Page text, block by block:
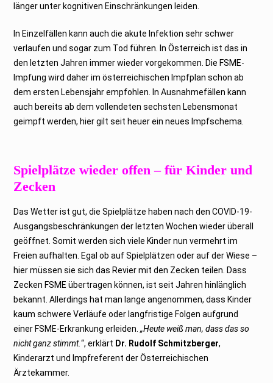
länger unter kognitiven Einschränkungen leiden.
In Einzelfällen kann auch die akute Infektion sehr schwer
verlaufen und sogar zum Tod führen. In Österreich ist das in
den letzten Jahren immer wieder vorgekommen. Die FSME-
Impfung wird daher im österreichischen Impfplan schon ab
dem ersten Lebensjahr empfohlen. In Ausnahmefällen kann
auch bereits ab dem vollendeten sechsten Lebensmonat
geimpft werden, hier gilt seit heuer ein neues Impfschema.
Spielplätze wieder offen – für Kinder und
Zecken
Das Wetter ist gut, die Spielplätze haben nach den COVID-19-
Ausgangsbeschränkungen der letzten Wochen wieder überall
geöffnet. Somit werden sich viele Kinder nun vermehrt im
Freien aufhalten. Egal ob auf Spielplätzen oder auf der Wiese –
hier müssen sie sich das Revier mit den Zecken teilen. Dass
Zecken FSME übertragen können, ist seit Jahren hinlänglich
bekannt. Allerdings hat man lange angenommen, dass Kinder
kaum schwere Verläufe oder langfristige Folgen aufgrund
einer FSME-Erkrankung erleiden. „Heute weiß man, dass das so
nicht ganz stimmt.“, erklärt Dr. Rudolf Schmitzberger,
Kinderarzt und Impfreferent der Österreichischen
Ärztekammer.